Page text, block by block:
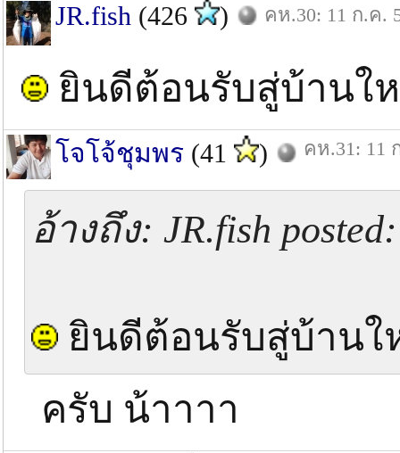
JR.fish (426 ) คห.30: 11 ก.ค.
ยินดีต้อนรับสู่บ้าน
โจโจ้ชุมพร (41 ) คห.31: 11
อ้างถึง: JR.fish
ยินดีต้อนรับสู่บ้าน
ครับ น้าาาา